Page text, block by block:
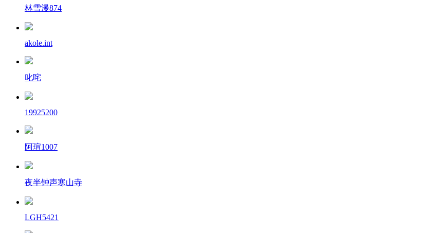
林雪漫874
akole.int
叱咤
19925200
阿瑄1007
夜半钟声寒山寺
LGH5421